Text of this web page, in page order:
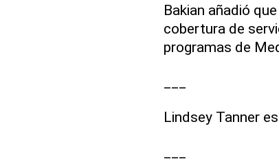
Bakian añadió
cobertura de
programas de
Lindsey Tanner